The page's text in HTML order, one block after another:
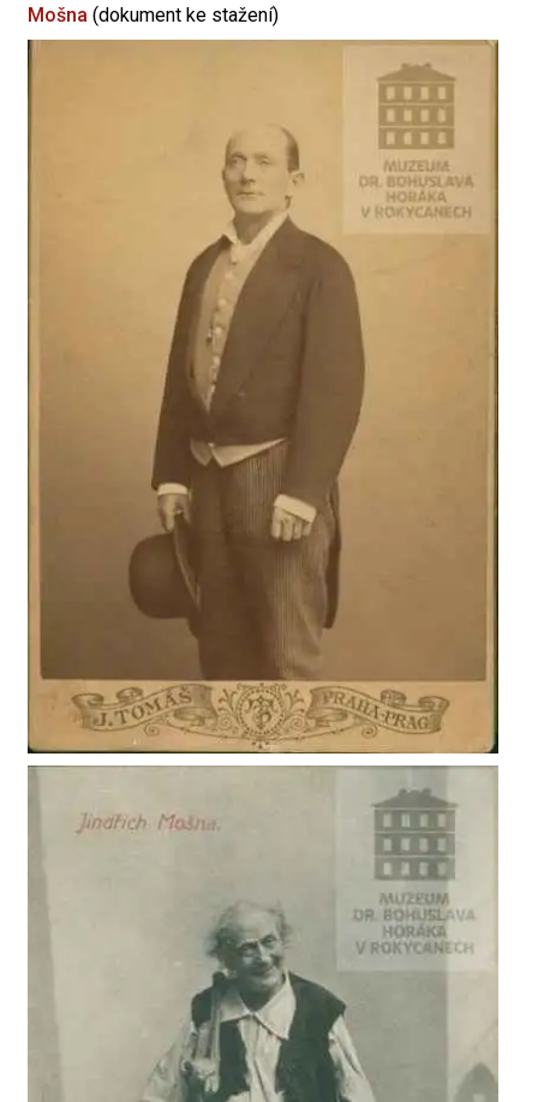
Mošna (dokument ke stažení)